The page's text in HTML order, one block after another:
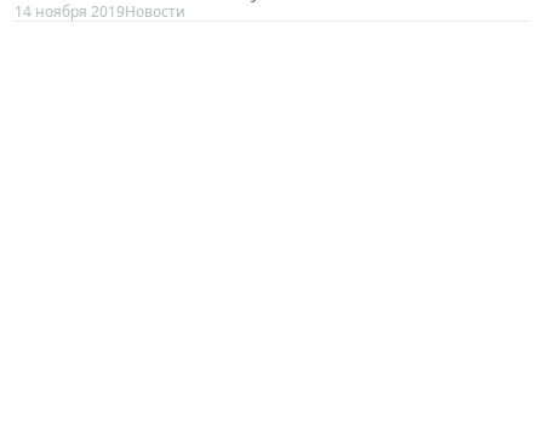
14 ноября 2019Новости